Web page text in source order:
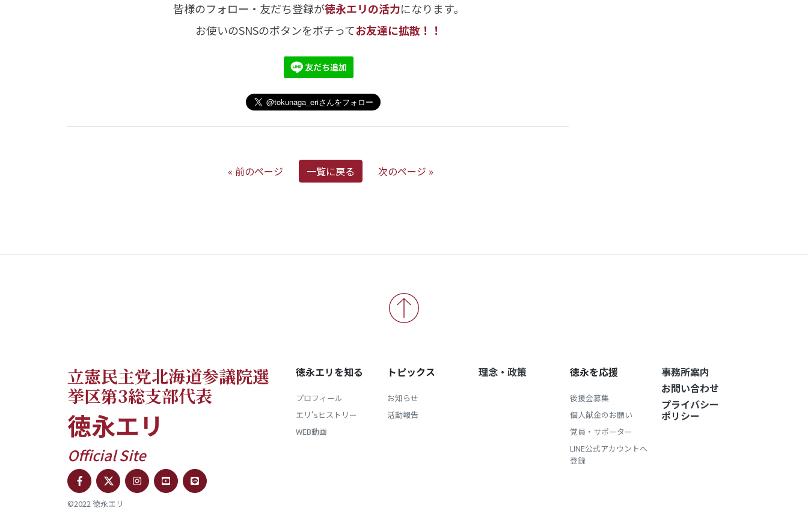
皆様のフォロー・友だち登録が徳永エリの活力になります。
お使いのSNSのボタンをポチってお友達に拡散！！
« 前のページ 一覧に戻る 次のページ »
立憲民主党北海道参議院選
挙区第3総支部代表
徳永エリ
Official Site
©2022 徳永エリ
徳永エリを知る
プロフィール
エリ'sヒストリー
WEB動画
トピックス
お知らせ
活動報告
理念・政策 徳永を応援
後援会募集
個人献金のお願い
党員・サポーター
LINE公式アカウントへ
登録
事務所案内
お問い合わせ
プライバシー
ポリシー